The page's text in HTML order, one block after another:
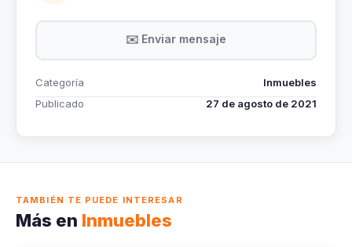
✉️ Enviar mensaje
Categoría
Inmuebles
Publicado
27 de agosto de 2021
TAMBIÉN TE PUEDE INTERESAR
Más en Inmuebles